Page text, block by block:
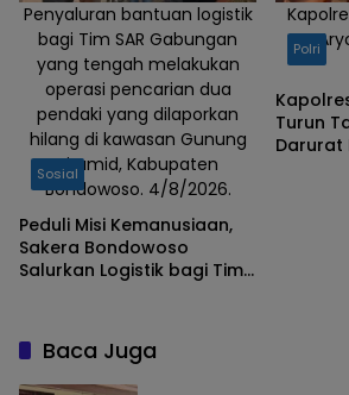
Penyaluran bantuan logistik
bagi Tim SAR Gabungan
yang tengah melakukan
operasi pencarian dua
pendaki yang dilaporkan
hilang di kawasan Gunung
Piramid, Kabupaten
Bondowoso. 4/8/2026.
Sosial
Peduli Misi Kemanusiaan,
Sakera Bondowoso
Salurkan Logistik bagi Tim
Dr.
Polri
Turun
Darurat
Baca Juga